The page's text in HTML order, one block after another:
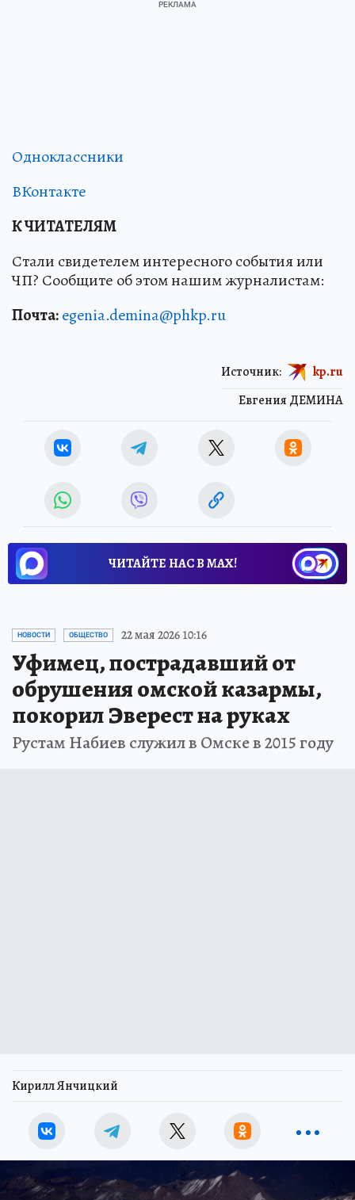
Одноклассники
ВКонтакте
К ЧИТАТЕЛЯМ
Стали свидетелем интересного события или
ЧП? Сообщите об этом нашим журналистам:
Почта:egenia.demina@phkp.ru
Евгения ДЕМИНА
Источник: kp.ru
ЧИТАЙТЕ НАС В МАХ!
НОВОСТИ ОБЩЕСТВО 22 мая 2026 10:16
Уфимец, пострадавший от
обрушения омской казармы,
покорил Эверест на руках
Рустам Набиев служил в Омске в 2015 году
Кирилл Янчицкий